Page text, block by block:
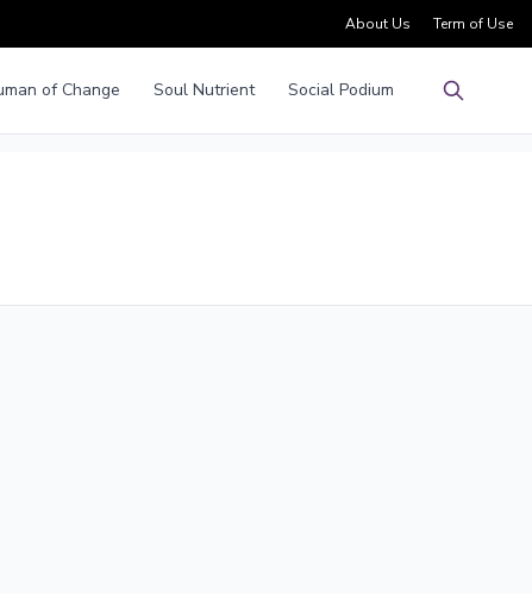
About Us Term of Use
of Change Soul Nutrient
Social Podium